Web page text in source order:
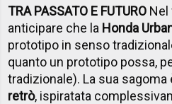
TRA PASSATO E FUTURO Nel
anticipare che la Honda
prototipo in senso
quanto un prototipo possa,
tradizionale). La sua
retrò, ispiratata